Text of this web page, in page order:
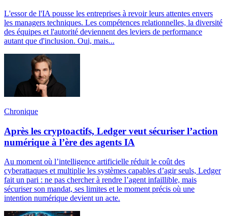
L'essor de l'IA pousse les entreprises à revoir leurs attentes envers
les managers techniques. Les compétences relationnelles, la diversité
des équipes et l'autorité deviennent des leviers de performance
autant que d'inclusion. Oui, mais...
Chronique
Après les cryptoactifs, Ledger veut sécuriser l’action
numérique à l’ère des agents IA
Au moment où l’intelligence artificielle réduit le coût des
cyberattaques et multiplie les systèmes capables d’agir seuls, Ledger
fait un pari : ne pas chercher à rendre l’agent infaillible, mais
sécuriser son mandat, ses limites et le moment précis où une
intention numérique devient un acte.